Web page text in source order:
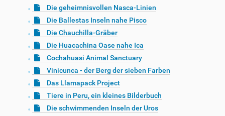
Die geheimnisvollen Nasca-Linien
Die Ballestas Inseln nahe Pisco
Die Chauchilla-Gräber
Die Huacachina Oase nahe Ica
Cochahuasi Animal Sanctuary
Vinicunca - der Berg der sieben Farben
Das Llamapack Project
Tiere in Peru, ein kleines Bilderbuch
Die schwimmenden Inseln der Uros